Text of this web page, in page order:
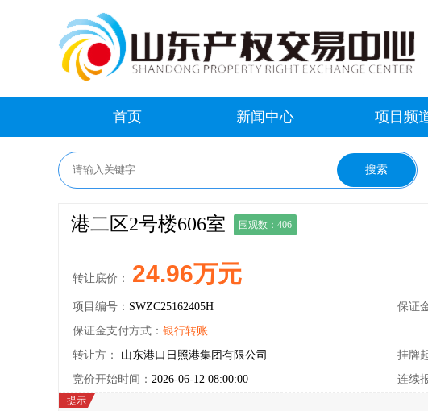
首页 新闻中心 项目频
港二区2号楼606室 围观数：406
转让底价： 24.96万元
项目编号： SWZC25162405H 保证
保证金支付方式： 银行转账
转让方： 山东港口日照港集团有限公司 挂牌
竞价开始时间： 2026-06-12 08:00:00 连续